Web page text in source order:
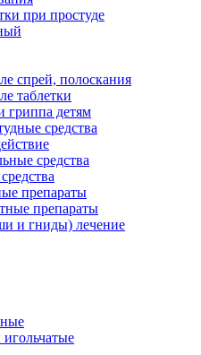
при простуде
спрей, полоскания
таблетки
гриппа детям
средства
средства
препараты
препараты
и гниды) лечение